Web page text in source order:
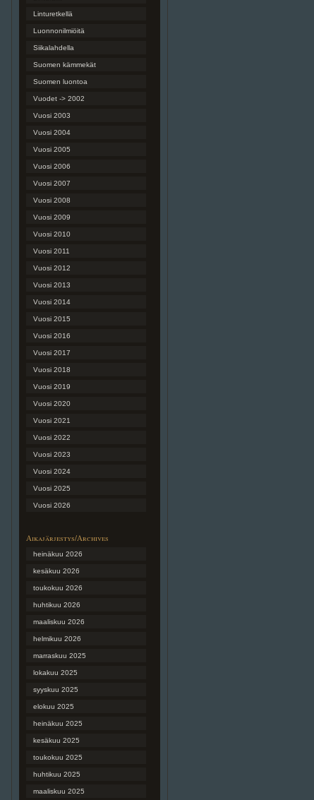
Linturetkellä
Luonnonilmiöitä
Siikalahdella
Suomen kämmekät
Suomen luontoa
Vuodet -> 2002
Vuosi 2003
Vuosi 2004
Vuosi 2005
Vuosi 2006
Vuosi 2007
Vuosi 2008
Vuosi 2009
Vuosi 2010
Vuosi 2011
Vuosi 2012
Vuosi 2013
Vuosi 2014
Vuosi 2015
Vuosi 2016
Vuosi 2017
Vuosi 2018
Vuosi 2019
Vuosi 2020
Vuosi 2021
Vuosi 2022
Vuosi 2023
Vuosi 2024
Vuosi 2025
Vuosi 2026
Aikajärjestys/Archives
heinäkuu 2026
kesäkuu 2026
toukokuu 2026
huhtikuu 2026
maaliskuu 2026
helmikuu 2026
marraskuu 2025
lokakuu 2025
syyskuu 2025
elokuu 2025
heinäkuu 2025
kesäkuu 2025
toukokuu 2025
huhtikuu 2025
maaliskuu 2025